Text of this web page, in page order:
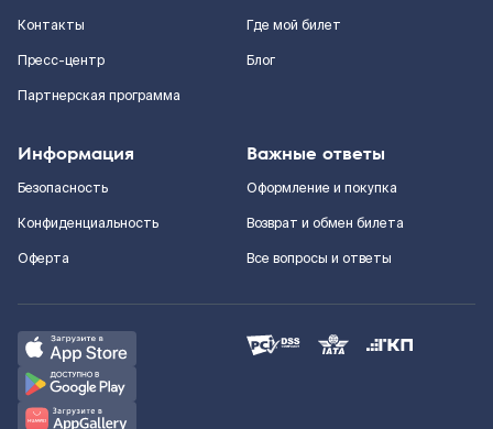
Контакты
Пресс-центр
Партнерская программа
Где мой билет
Блог
Информация
Безопасность
Конфиденциальность
Оферта
Важные ответы
Оформление и покупка
Возврат и обмен билета
Все вопросы и ответы